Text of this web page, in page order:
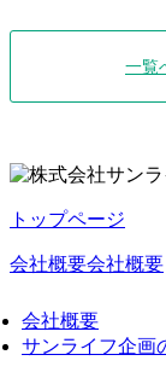
一覧
トップページ
会社概要会社概要
会社概要
サンライフ企画